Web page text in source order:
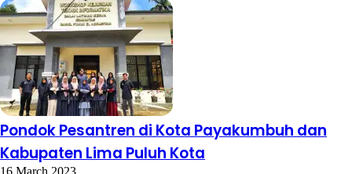
Pondok Pesantren di Kota Payakumbuh dan
Kabupaten Lima Puluh Kota
16 March 2023